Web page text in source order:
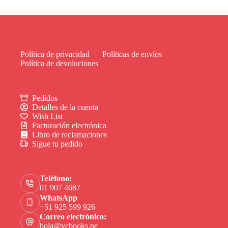
Política de privacidad
Políticas de envíos
Política de devoluciones
Pedidos
Detalles de la cuenta
Wish List
Facturación electrónica
Libro de reclamaciones
Sigue tu pedido
Teléfono:
01 907 4687
WhatsApp
+51 925 599 926
Correo electrónico:
hola@vcbooks.pe